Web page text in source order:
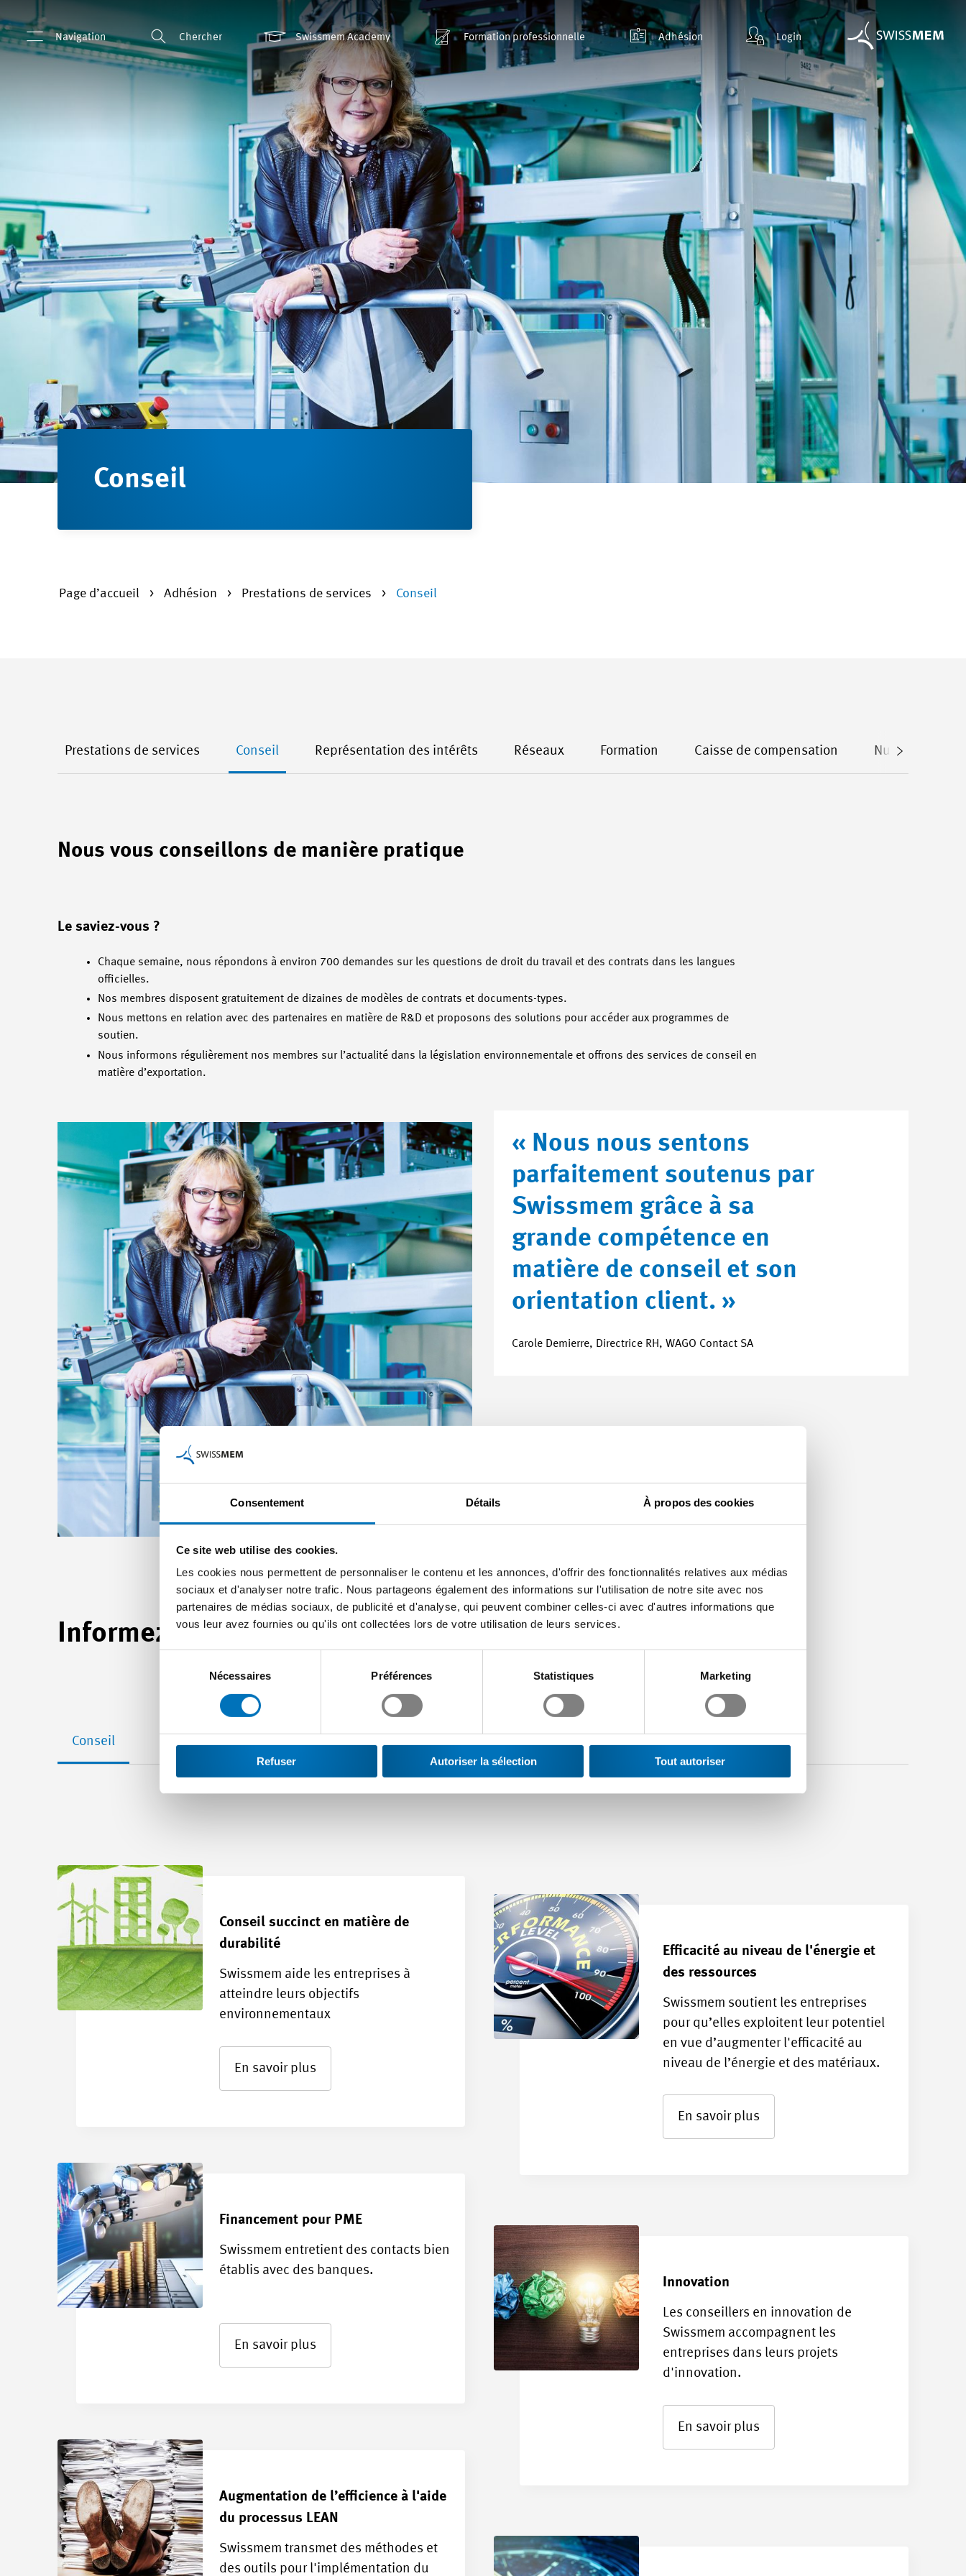
Consentement Détails À propos des cookies
Ce site web utilise des cookies.
Les cookies nous permettent de personnaliser le contenu et les annonces, d'offrir des fonctionnalités relatives aux médias
sociaux et d'analyser notre trafic. Nous partageons également des informations sur l'utilisation de notre site avec nos
partenaires de médias sociaux, de publicité et d'analyse, qui peuvent combiner celles-ci avec d'autres informations que
vous leur avez fournies ou qu'ils ont collectées lors de votre utilisation de leurs services.
Nécessaires Préférences Statistiques Marketing
Refuser Autoriser la sélection Tout autoriser
Navigation Chercher Swissmem Academy Formation professionnelle Adhésion Login
Conseil
Page d’accueil Adhésion Prestations de services Conseil
Prestations de services Conseil Représentation des intérêts Réseaux Formation Caisse de compensation Numérisation
Nous vous conseillons de manière pratique
Le saviez-vous ?
Chaque semaine, nous répondons à environ 700 demandes sur les questions de droit du travail et des contrats dans les langues
officielles.
Nos membres disposent gratuitement de dizaines de modèles de contrats et documents-types.
Nous mettons en relation avec des partenaires en matière de R&D et proposons des solutions pour accéder aux programmes de
soutien.
Nous informons régulièrement nos membres sur l’actualité dans la législation environnementale et offrons des services de conseil en
matière d’exportation.
« Nous nous sentons
parfaitement soutenus par
Swissmem grâce à sa
grande compétence en
matière de conseil et son
orientation client. »
Carole Demierre, Directrice RH, WAGO Contact SA
Informez-vous sur nos prestations
Conseil
Conseil succinct en matière de
durabilité
Swissmem aide les entreprises à
atteindre leurs objectifs
environnementaux
En savoir plus
Efficacité au niveau de l'énergie et
des ressources
Swissmem soutient les entreprises
pour qu’elles exploitent leur potentiel
en vue d’augmenter l'efficacité au
niveau de l’énergie et des matériaux.
En savoir plus
Financement pour PME
Swissmem entretient des contacts bien
établis avec des banques.
En savoir plus
Innovation
Les conseillers en innovation de
Swissmem accompagnent les
entreprises dans leurs projets
d'innovation.
En savoir plus
Augmentation de l’efficience à l'aide
du processus LEAN
Swissmem transmet des méthodes et
des outils pour l'implémentation du